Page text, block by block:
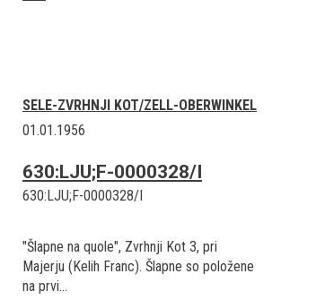
SELE-ZVRHNJI KOT/ZELL-OBERWINKEL
01.01.1956
630:LJU;F-0000328/I
630:LJU;F-0000328/I
"Šlapne na quole", Zvrhnji Kot 3, pri
Majerju (Kelih Franc). Šlapne so položene
na prvi...